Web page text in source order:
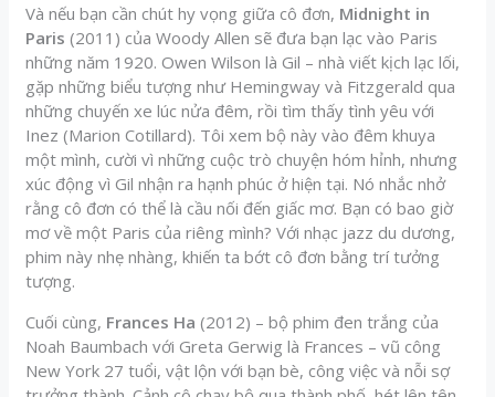
Và nếu bạn cần chút hy vọng giữa cô đơn, Midnight in
Paris (2011) của Woody Allen sẽ đưa bạn lạc vào Paris
những năm 1920. Owen Wilson là Gil – nhà viết kịch lạc lối,
gặp những biểu tượng như Hemingway và Fitzgerald qua
những chuyến xe lúc nửa đêm, rồi tìm thấy tình yêu với
Inez (Marion Cotillard). Tôi xem bộ này vào đêm khuya
một mình, cười vì những cuộc trò chuyện hóm hỉnh, nhưng
xúc động vì Gil nhận ra hạnh phúc ở hiện tại. Nó nhắc nhở
rằng cô đơn có thể là cầu nối đến giấc mơ. Bạn có bao giờ
mơ về một Paris của riêng mình? Với nhạc jazz du dương,
phim này nhẹ nhàng, khiến ta bớt cô đơn bằng trí tưởng
tượng.
Cuối cùng, Frances Ha (2012) – bộ phim đen trắng của
Noah Baumbach với Greta Gerwig là Frances – vũ công
New York 27 tuổi, vật lộn với bạn bè, công việc và nỗi sợ